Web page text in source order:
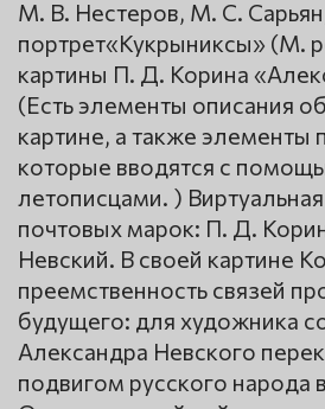
М. В. Нестеров, М. С.
портрет«Кукрыниксы» (М.
картины П. Д. Корина
(Есть элементы описания
картине, а также элементы
которые вводятся с
летописцами. )
почтовых марок: П. Д.
Невский. В своей картине
преемственность связей
будущего: для художника
Александра Невского
подвигом русского народа